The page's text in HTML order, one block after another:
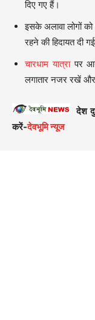
दिए गए हैं।
इसके अलावा लोगों
रहने की हिदायत दी
चारधाम यात्रापर आने
लगातार नजर रखें और
देश
करें-देवभूमि न्यूज